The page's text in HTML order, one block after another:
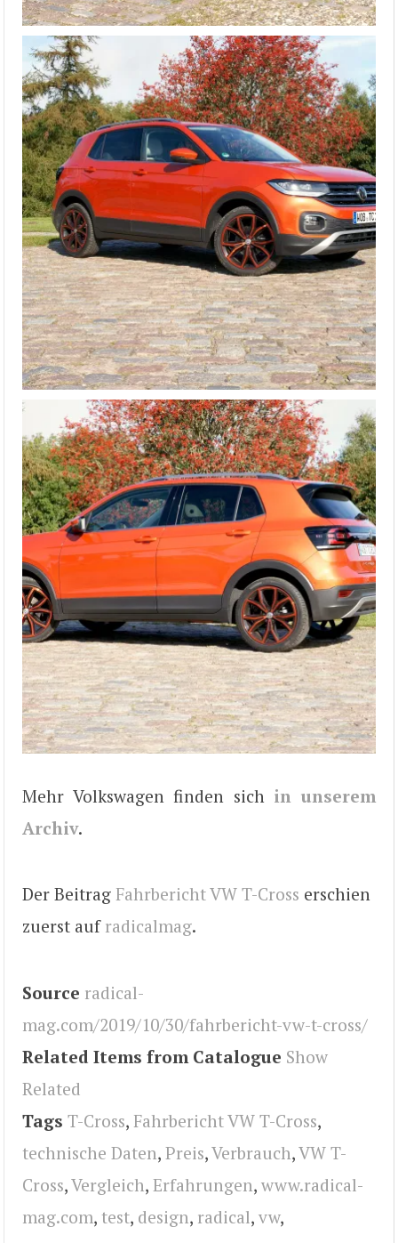
Mehr Volkswagen finden sich in unserem
Archiv.
Der Beitrag Fahrbericht VW T-Cross erschien
zuerst auf radicalmag.
Source radical-
mag.com/2019/10/30/fahrbericht-vw-t-cross/
Related Items from Catalogue Show
Related
Tags T-Cross, Fahrbericht VW T-Cross,
technische Daten, Preis,Verbrauch,VW T-
Cross,Vergleich, Erfahrungen, www.radical-
mag.com, test, design, radical, vw,